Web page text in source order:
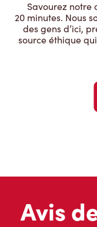
Savourez notre
20 minutes. Nous
des gens d’ici,
source éthique
Avis